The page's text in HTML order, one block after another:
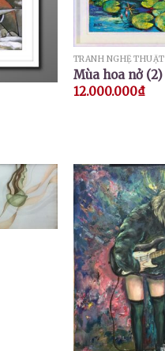
TRANH NGHỆ THUẬT
Mùa hoa nở (2)
12.000.000₫